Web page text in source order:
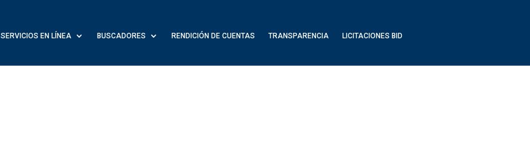
SERVICIOS EN LÍNEA BUSCADORES RENDICIÓN DE CUENTAS TRANSPARENCIA LICITACIONES BID